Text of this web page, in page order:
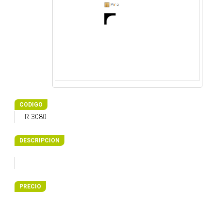
CODIGO
R-3080
DESCRIPCION
PRECIO